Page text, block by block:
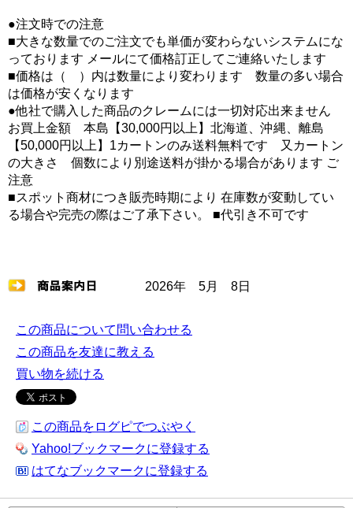
●注文時での注意
■大きな数量でのご注文でも単価が変わらないシステムにな
っております メールにて価格訂正してご連絡いたします
■価格は（ ）内は数量により変わります 数量の多い場合
は価格が安くなります
●他社で購入した商品のクレームには一切対応出来ません
お買上金額 本島【30,000円以上】北海道、沖縄、離島
【50,000円以上】1カートンのみ送料無料です 又カートン
の大きさ 個数により別途送料が掛かる場合があります ご
注意
■スポット商材につき販売時期により 在庫数が変動してい
る場合や完売の際はご了承下さい。 ■代引き不可です
2026年 5月 8日
この商品について問い合わせる
この商品を友達に教える
買い物を続ける
この商品をログピでつぶやく
Yahoo!ブックマークに登録する
はてなブックマークに登録する